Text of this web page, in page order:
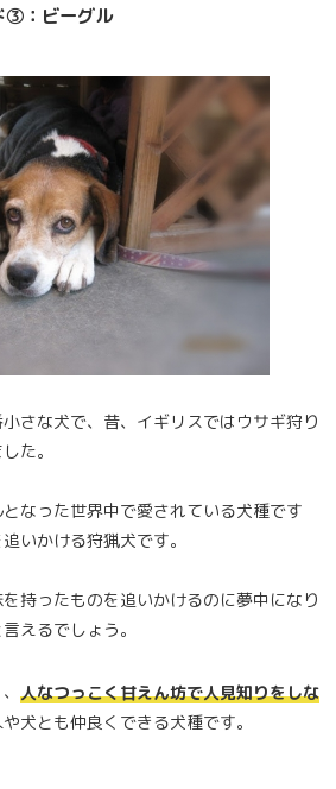
③：ビーグル
さな犬で、昔、イギリスではウサギ狩り
た。
となった世界中で愛されている犬種です
いかける狩猟犬です。
持ったものを追いかけるのに夢中になり
言えるでしょう。
人なつっこく甘えん坊で人見知りをしな
犬とも仲良くできる犬種です。